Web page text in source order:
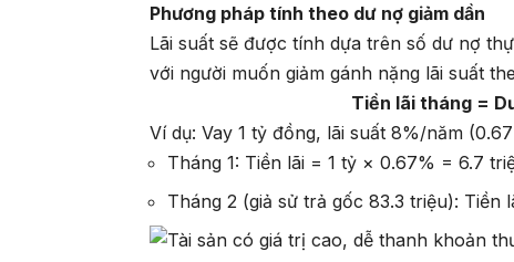
Phương pháp tính theo dư nợ giảm dần
Lãi suất sẽ được tính dựa trên số dư nợ
với người muốn giảm gánh nặng lãi suất
Tiền lãi tháng =
Ví dụ: Vay 1 tỷ đồng, lãi suất 8%/năm
Tháng 1: Tiền lãi = 1 tỷ × 0.67% = 6.7
Tháng 2 (giả sử trả gốc 83.3 triệu): Tiền